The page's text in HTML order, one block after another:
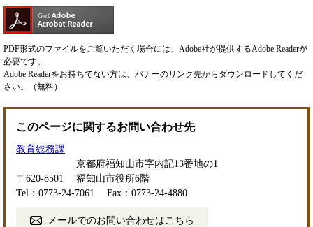
PDF形式のファイルをご覧いただく場合には、Adobe社が提供するAdobe Readerが
必要です。
Adobe Readerをお持ちでない方は、バナーのリンク先からダウンロードしてくだ
さい。（無料）
このページに関するお問い合わせ先
教育総務課
〒620-8501
京都府福知山市字内記13番地の1
福知山市役所6階
Tel：0773-24-7061
Fax：0773-24-4880
メールでのお問い合わせはこちら